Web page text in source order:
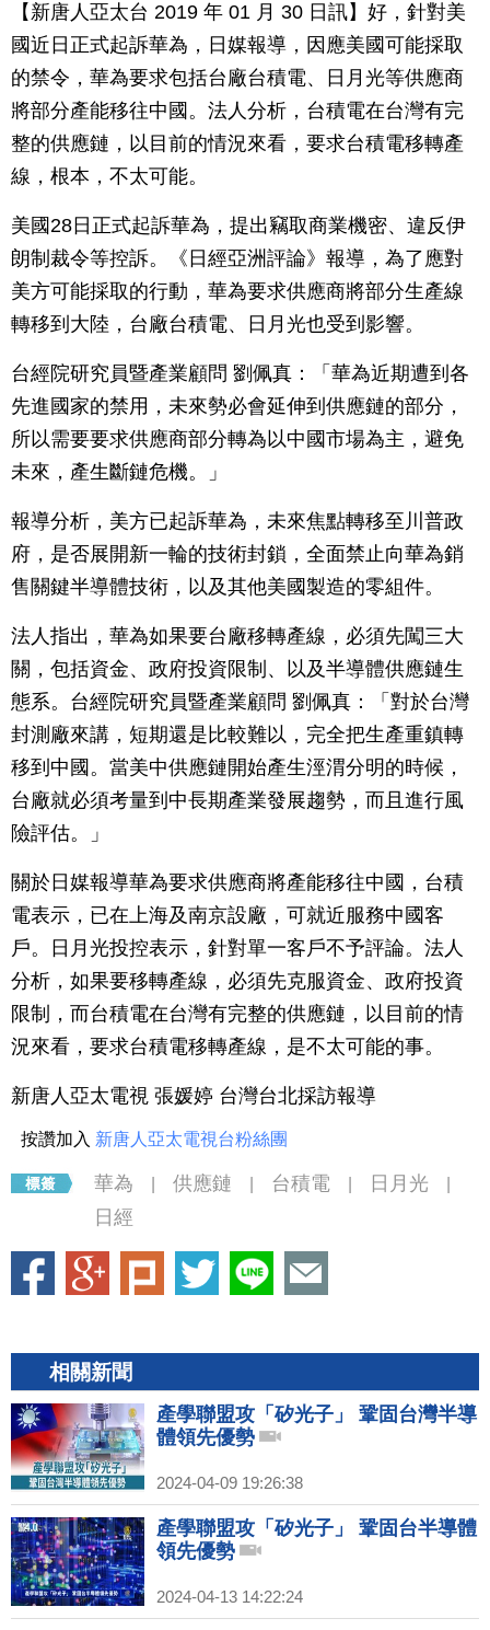
【新唐人亞太台 2019 年 01 月 30 日訊】好，針對美
國近日正式起訴華為，日媒報導，因應美國可能採取
的禁令，華為要求包括台廠台積電、日月光等供應商
將部分產能移往中國。法人分析，台積電在台灣有完
整的供應鏈，以目前的情況來看，要求台積電移轉產
線，根本，不太可能。
美國28日正式起訴華為，提出竊取商業機密、違反伊
朗制裁令等控訴。《日經亞洲評論》報導，為了應對
美方可能採取的行動，華為要求供應商將部分生產線
轉移到大陸，台廠台積電、日月光也受到影響。
台經院研究員暨產業顧問 劉佩真：「華為近期遭到各
先進國家的禁用，未來勢必會延伸到供應鏈的部分，
所以需要要求供應商部分轉為以中國市場為主，避免
未來，產生斷鏈危機。」
報導分析，美方已起訴華為，未來焦點轉移至川普政
府，是否展開新一輪的技術封鎖，全面禁止向華為銷
售關鍵半導體技術，以及其他美國製造的零組件。
法人指出，華為如果要台廠移轉產線，必須先闖三大
關，包括資金、政府投資限制、以及半導體供應鏈生
態系。台經院研究員暨產業顧問 劉佩真：「對於台灣
封測廠來講，短期還是比較難以，完全把生產重鎮轉
移到中國。當美中供應鏈開始產生涇渭分明的時候，
台廠就必須考量到中長期產業發展趨勢，而且進行風
險評估。」
關於日媒報導華為要求供應商將產能移往中國，台積
電表示，已在上海及南京設廠，可就近服務中國客
戶。日月光投控表示，針對單一客戶不予評論。法人
分析，如果要移轉產線，必須先克服資金、政府投資
限制，而台積電在台灣有完整的供應鏈，以目前的情
況來看，要求台積電移轉產線，是不太可能的事。
新唐人亞太電視 張媛婷 台灣台北採訪報導
按讚加入 新唐人亞太電視台粉絲團
華為 供應鏈 台積電 日月光
日經
相關新聞
產學聯盟攻「矽光子」 鞏固台灣半導
體領先優勢
2024-04-09 19:26:38
產學聯盟攻「矽光子」 鞏固台半導體
領先優勢
2024-04-13 14:22:24